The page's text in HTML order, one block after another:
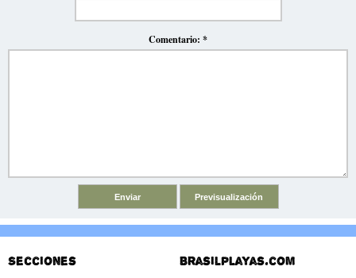
Comentario: *
Secciones Brasilplayas.com